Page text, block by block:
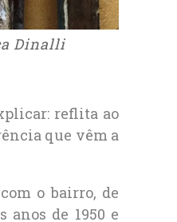
Dinalli
reflita ao
que vêm a
o bairro, de
anos de 1950 e